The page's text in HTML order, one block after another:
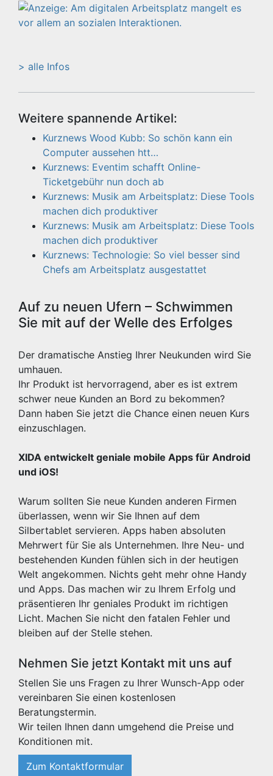
> alle Infos
Weitere spannende Artikel:
Kurznews Wood Kubb: So schön kann ein
Computer aussehen htt…
Kurznews: Eventim schafft Online-
Ticketgebühr nun doch ab
Kurznews: Musik am Arbeitsplatz: Diese Tools
machen dich produktiver
Kurznews: Musik am Arbeitsplatz: Diese Tools
machen dich produktiver
Kurznews: Technologie: So viel besser sind
Chefs am Arbeitsplatz ausgestattet
Auf zu neuen Ufern – Schwimmen
Sie mit auf der Welle des Erfolges
Der dramatische Anstieg Ihrer Neukunden wird Sie
umhauen.
Ihr Produkt ist hervorragend, aber es ist extrem
schwer neue Kunden an Bord zu bekommen?
Dann haben Sie jetzt die Chance einen neuen Kurs
einzuschlagen.
XIDA entwickelt geniale mobile Apps für Android
und iOS!
Warum sollten Sie neue Kunden anderen Firmen
überlassen, wenn wir Sie Ihnen auf dem
Silbertablet servieren. Apps haben absoluten
Mehrwert für Sie als Unternehmen. Ihre Neu- und
bestehenden Kunden fühlen sich in der heutigen
Welt angekommen. Nichts geht mehr ohne Handy
und Apps. Das machen wir zu Ihrem Erfolg und
präsentieren Ihr geniales Produkt im richtigen
Licht. Machen Sie nicht den fatalen Fehler und
bleiben auf der Stelle stehen.
Nehmen Sie jetzt Kontakt mit uns auf
Stellen Sie uns Fragen zu Ihrer Wunsch-App oder
vereinbaren Sie einen kostenlosen
Beratungstermin.
Wir teilen Ihnen dann umgehend die Preise und
Konditionen mit.
Zum Kontaktformular